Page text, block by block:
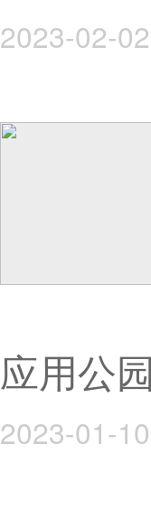
2023-02-
应用公
2023-01-